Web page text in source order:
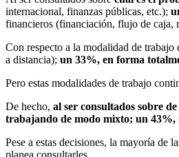
internacional, finanzas públicas, etc.);
financieros (financiación, flujo de caja,
Con respecto a la modalidad de trabajo
a distancia); un 33%, en forma
Pero estas modalidades de trabajo
De hecho, al ser consultados sobre
trabajando de modo mixto; un 43%,
Pese a estas decisiones, la mayoría de
planea consultarles.